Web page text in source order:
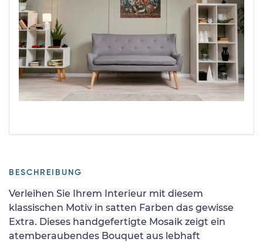
BESCHREIBUNG
Verleihen Sie Ihrem Interieur mit diesem
klassischen Motiv in satten Farben das gewisse
Extra. Dieses handgefertigte Mosaik zeigt ein
atemberaubendes Bouquet aus lebhaft